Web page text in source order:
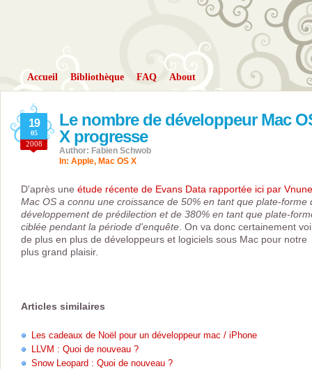
Accueil Bibliothèque FAQ About
Le nombre de développeur Mac
X progresse
19
05
2008
Author: Fabien Schwob
In: Apple, Mac OS X
D'après une étude récente de Evans Data rapportée ici par
Mac OS a connu une croissance de 50% en tant que plate-forme
développement de prédilection et de 380% en tant que plate-
ciblée pendant la période d'enquête . On va donc certainement
de plus en plus de développeurs et logiciels sous Mac pour notre
plus grand plaisir.
Articles similaires
Les cadeaux de Noël pour un développeur mac / iPhone
LLVM : Quoi de nouveau ?
Snow Leopard : Quoi de nouveau ?